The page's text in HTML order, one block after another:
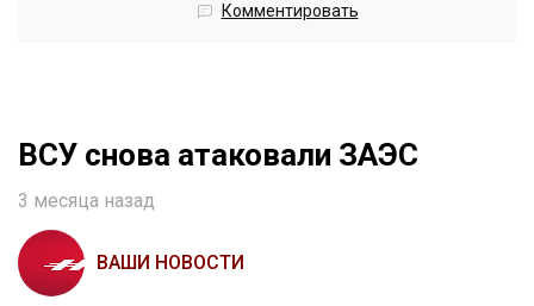
Комментировать
ВСУ снова атаковали ЗАЭС
3 месяца назад
ВАШИ НОВОСТИ